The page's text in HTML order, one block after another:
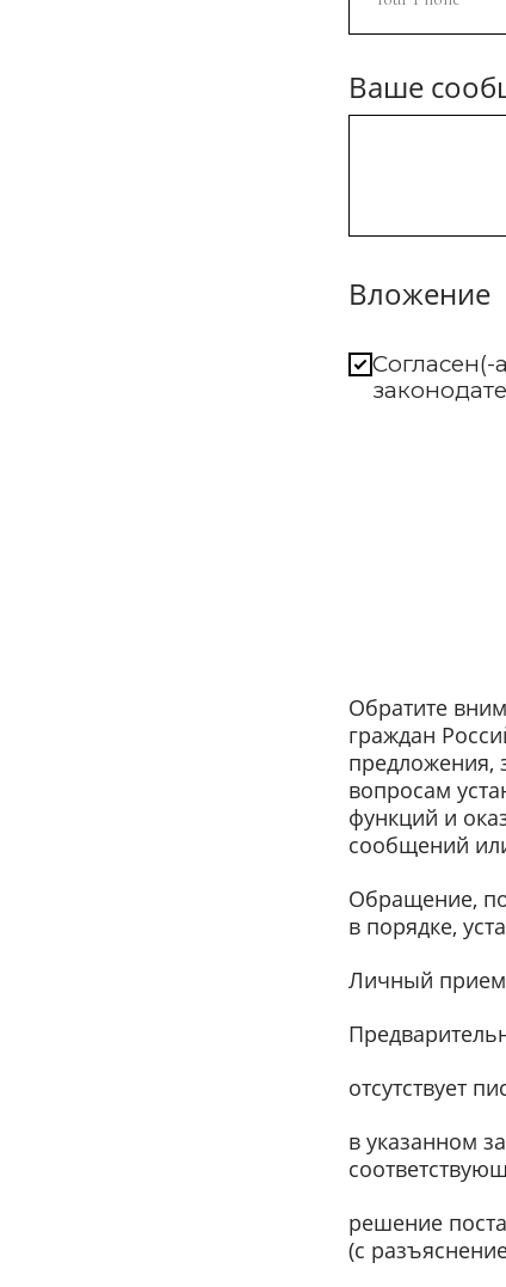
Ваше
Вложение
Согласен(-
Обратите
граждан
предложения,
вопросам
функций и
сообщений
Обращение,
в порядке,
Личный прием
отсутствует
в указанном
решение
(с